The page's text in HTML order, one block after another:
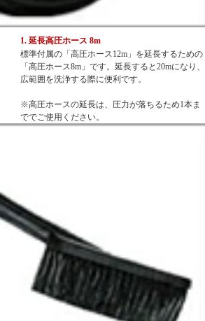
1. 延長高圧ホース 8m
標準付属の「高圧ホース12m」を延長するための
「高圧ホース8m」です。延長すると20mになり、
広範囲を洗浄する際に便利です。
※高圧ホースの延長は、圧力が落ちるため1本ま
ででご使用ください。